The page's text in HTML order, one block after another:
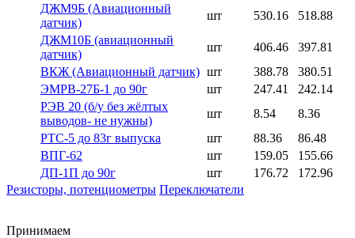
ДЖМ9Б (Авиационный
датчик)
шт 530.16
518.88
ДЖМ10Б (авиационный
датчик)
шт 406.46
397.81
ВКЖ (Авиационный датчик) шт 388.78
380.51
ЭМРВ-27Б-1 до 90г
шт 247.41
242.14
РЭВ 20 (б/у без жёлтых
выводов- не нужны)
шт 8.54
8.36
РТС-5 до 83г выпуска
шт 88.36
86.48
ВПГ-62
шт 159.05
155.66
ДП-1П до 90г
шт 176.72
172.96
Резисторы, потенциометры Переключатели
Принимаем